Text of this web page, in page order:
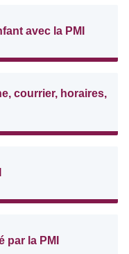
avec la PMI
courrier, horaires,
la PMI